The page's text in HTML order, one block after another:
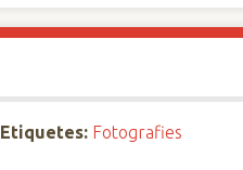
Etiquetes: Fotografies